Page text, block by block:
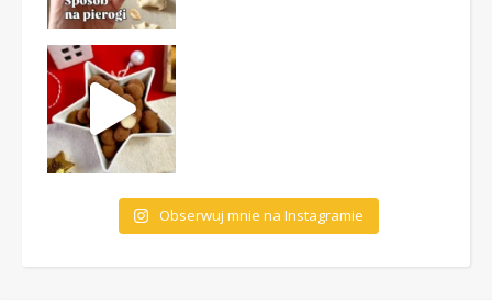
Obserwuj mnie na Instagramie